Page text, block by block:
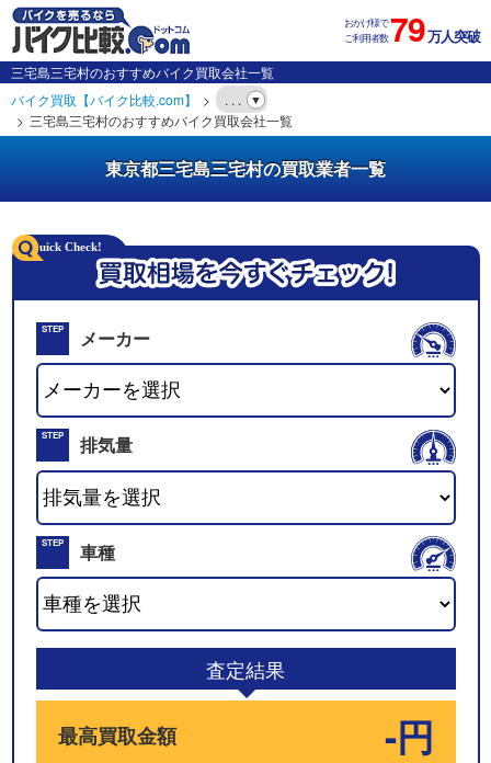
おかげ様で
ご利用者数79万人突破
三宅島三宅村のおすすめバイク買取会社一覧
バイク買取【バイク比較.com】
. . .
三宅島三宅村のおすすめバイク買取会社一覧
東京都三宅島三宅村の買取業者一覧
STEP
01
メーカー
STEP
02
排気量
STEP
03
車種
査定結果
最高買取金額 -円